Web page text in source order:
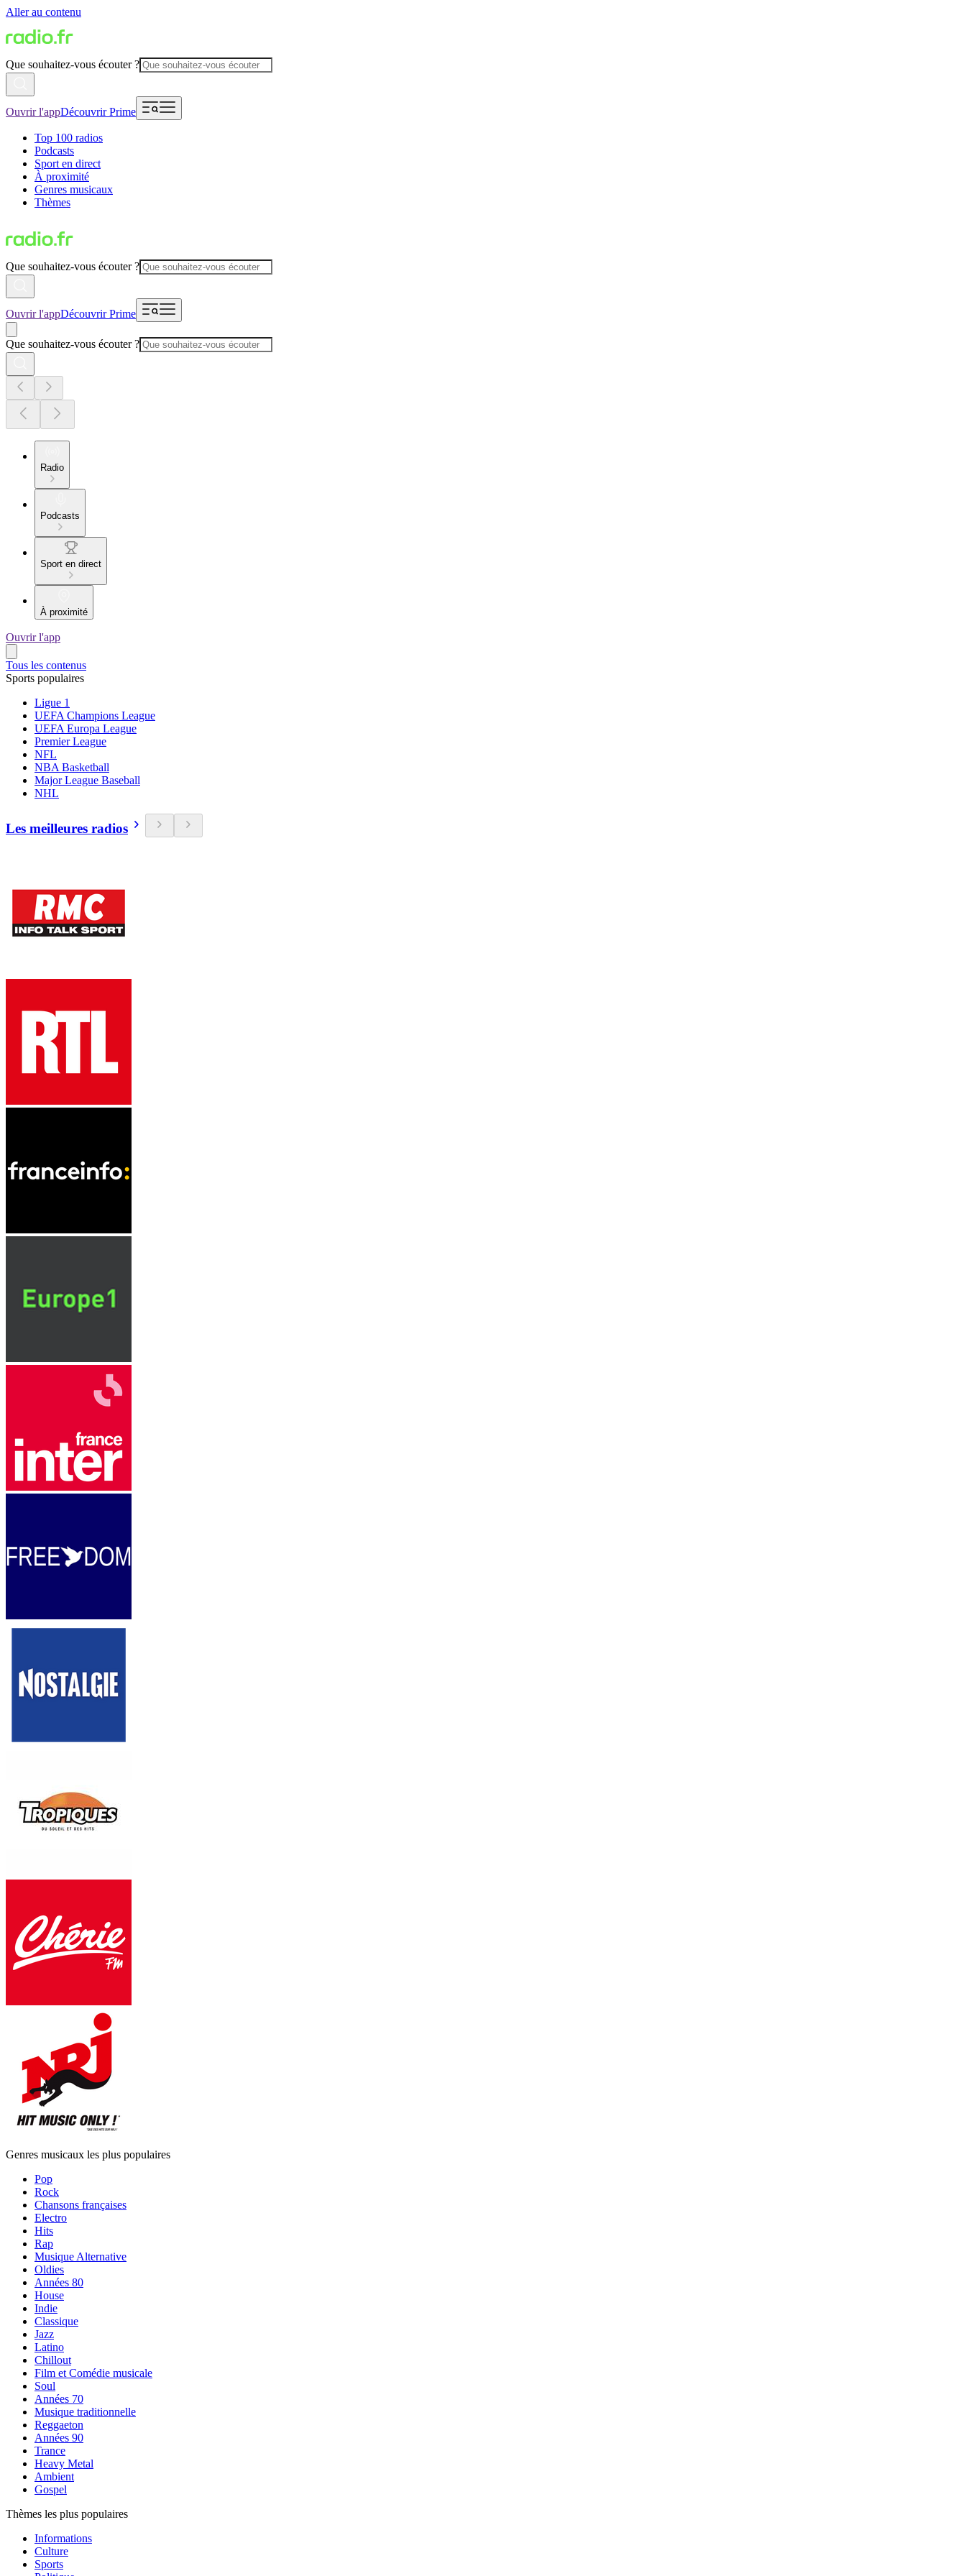
Aller au contenu
Que souhaitez-vous écouter ?
Ouvrir l'appDécouvrir Prime
Top 100 radios
Podcasts
Sport en direct
À proximité
Genres musicaux
Thèmes
Que souhaitez-vous écouter ?
Ouvrir l'appDécouvrir Prime
Que souhaitez-vous écouter ?
Radio
Podcasts
Sport en direct
À proximité
Ouvrir l'app
Tous les contenus
Sports populaires
Ligue 1
UEFA Champions League
UEFA Europa League
Premier League
NFL
NBA Basketball
Major League Baseball
NHL
Les meilleures radios
Genres musicaux les plus populaires
Pop
Rock
Chansons françaises
Electro
Hits
Rap
Musique Alternative
Oldies
Années 80
House
Indie
Classique
Jazz
Latino
Chillout
Film et Comédie musicale
Soul
Années 70
Musique traditionnelle
Reggaeton
Années 90
Trance
Heavy Metal
Ambient
Gospel
Thèmes les plus populaires
Informations
Culture
Sports